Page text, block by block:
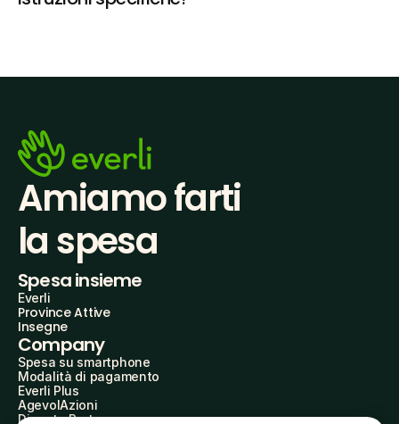
Amiamo farti
la spesa
Spesa insieme
Everli
Province Attive
Insegne
Company
Spesa su smartphone
Modalità di pagamento
Everli Plus
AgevolAzioni
Diventa Partner